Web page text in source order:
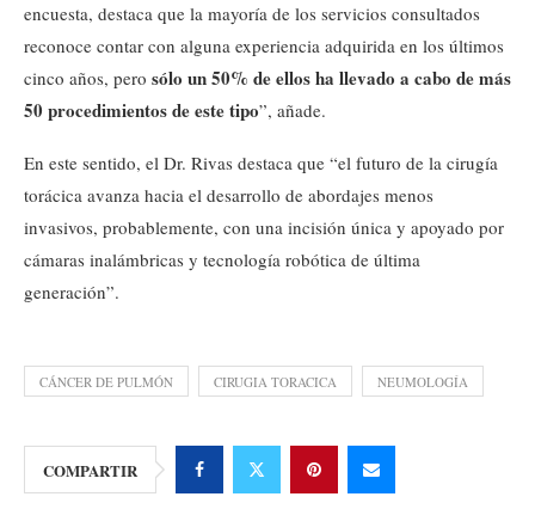
encuesta, destaca que la mayoría de los servicios consultados
reconoce contar con alguna experiencia adquirida en los últimos
cinco años, pero sólo un 50% de ellos ha llevado a cabo de más
50 procedimientos de este tipo”, añade.
En este sentido, el Dr. Rivas destaca que “el futuro de la cirugía
torácica avanza hacia el desarrollo de abordajes menos
invasivos, probablemente, con una incisión única y apoyado por
cámaras inalámbricas y tecnología robótica de última
generación”.
CÁNCER DE PULMÓN CIRUGIA TORACICA NEUMOLOGÍA
COMPARTIR